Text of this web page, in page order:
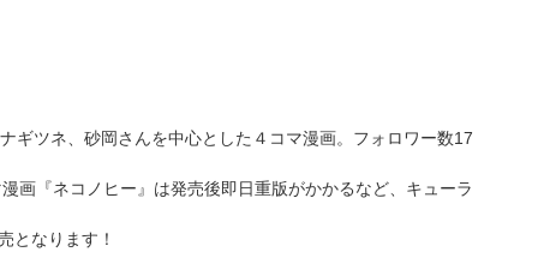
ギツネ、砂岡さんを中心とした４コマ漫画。フォロワー数17
画『ネコノヒー』は発売後即日重版がかかるなど、キューラ
となります！